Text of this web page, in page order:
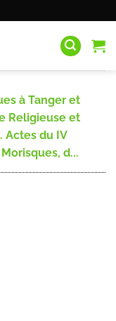
à Tanger et
Religieuse et
Actes du IV
d...